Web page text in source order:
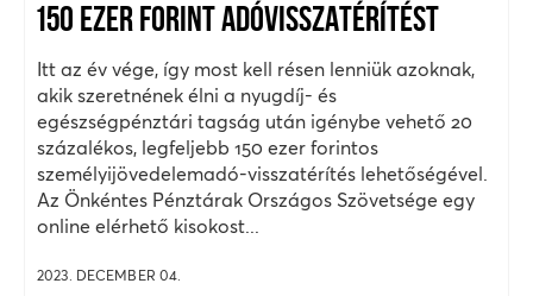
150 EZER FORINT ADÓVISSZATÉRÍTÉST
Itt az év vége, így most kell résen lenniük azoknak,
akik szeretnének élni a nyugdíj- és
egészségpénztári tagság után igénybe vehető 20
százalékos, legfeljebb 150 ezer forintos
személyijövedelemadó-visszatérítés lehetőségével.
Az Önkéntes Pénztárak Országos Szövetsége egy
online elérhető kisokost...
2023. DECEMBER 04.